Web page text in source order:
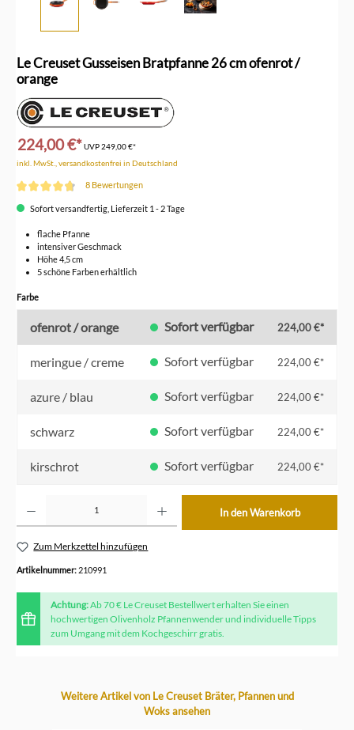
Le Creuset Gusseisen Bratpfanne 26 cm ofenrot /
orange
224,00 €*UVP249,00 €*
inkl. MwSt., versandkostenfrei in Deutschland
8 Bewertungen
Sofort versandfertig, Lieferzeit 1 - 2 Tage
flache Pfanne
intensiver Geschmack
Höhe 4,5 cm
5 schöne Farben erhältlich
Farbeauswählen
ofenrot / orange Sofort verfügbar 224,00 €*
meringue / creme Sofort verfügbar 224,00 €*
azure / blau Sofort verfügbar 224,00 €*
schwarz Sofort verfügbar 224,00 €*
kirschrot Sofort verfügbar 224,00 €*
In den Warenkorb
Zum Merkzettel hinzufügen
Artikelnummer: 210991
Achtung:Ab 70 € Le Creuset Bestellwert erhalten Sie einen
hochwertigen Olivenholz Pfannenwender und individuelle Tipps
zum Umgang mit dem Kochgeschirr gratis.
Produktgalerie überspringen
Weitere Artikel von Le Creuset Bräter, Pfannen und
Woks ansehen